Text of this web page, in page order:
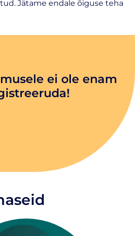
Jätame endale õiguse teha
ei ole enam